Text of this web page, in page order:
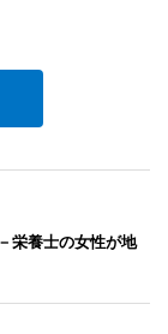
栄養士の女性が地